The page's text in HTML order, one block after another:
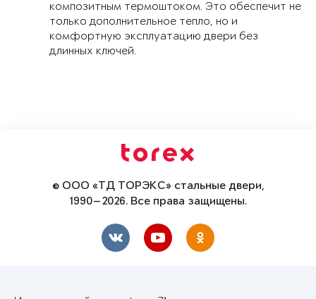
композитным термоштоком. Это обеспечит не
только дополнительное тепло, но и
комфортную эксплуатацию двери без
длинных ключей.
© ООО «ТД ТОРЭКС» стальные двери,
1990—2026. Все права защищены.